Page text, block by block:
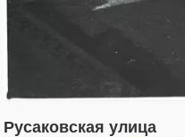
Русаковская улица
1,406,934 29,248
319,861 8,286
20,939 306